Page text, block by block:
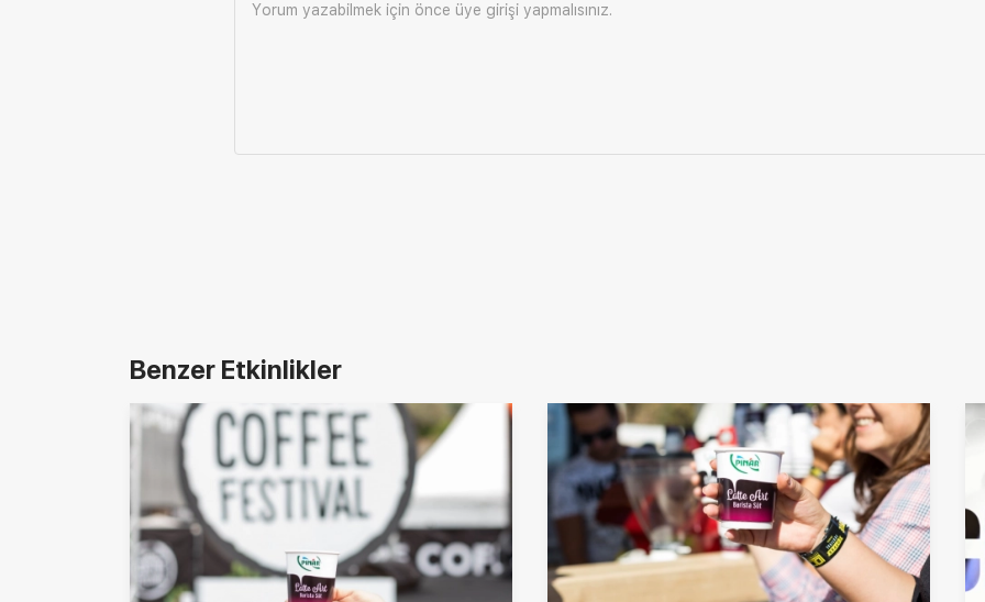
Yorum yazabilmek için önce üye girişi yapmalısınız.
Benzer Etkinlikler